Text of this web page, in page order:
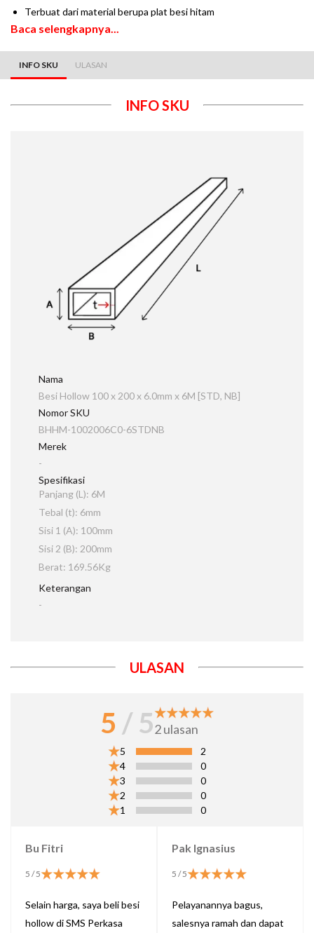
Terbuat dari material berupa plat besi hitam
Baca selengkapnya...
INFO SKU ULASAN
INFO SKU
Nama
Besi Hollow 100 x 200 x 6.0mm x 6M [STD, NB]
Nomor SKU
BHHM-1002006C0-6STDNB
Merek
-
Spesifikasi
Panjang (L): 6M
Tebal (t): 6mm
Sisi 1 (A): 100mm
Sisi 2 (B): 200mm
Berat: 169.56Kg
Keterangan
-
ULASAN
5 / 52ulasan
5
2
4
0
3
0
2
0
1
0
Bu Fitri
5 / 5
Selain harga, saya beli besi
hollow di SMS Perkasa
Pak Ignasius
5 / 5
Pelayanannya bagus,
salesnya ramah dan dapat